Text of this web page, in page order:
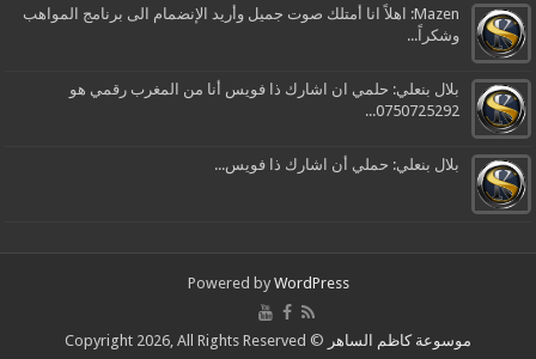
Mazen: اهلاً انا أمتلك صوت جميل وأريد الإنضمام الى برنامج المواهب
وشكراً...
بلال بنعلي: حلمي ان اشارك ذا فويس أنا من المغرب رقمي هو
0750725292...
بلال بنعلي: حملي أن اشارك ذا فويس...
Powered by WordPress
موسوعة كاظم الساهر © Copyright 2026, All Rights Reserved